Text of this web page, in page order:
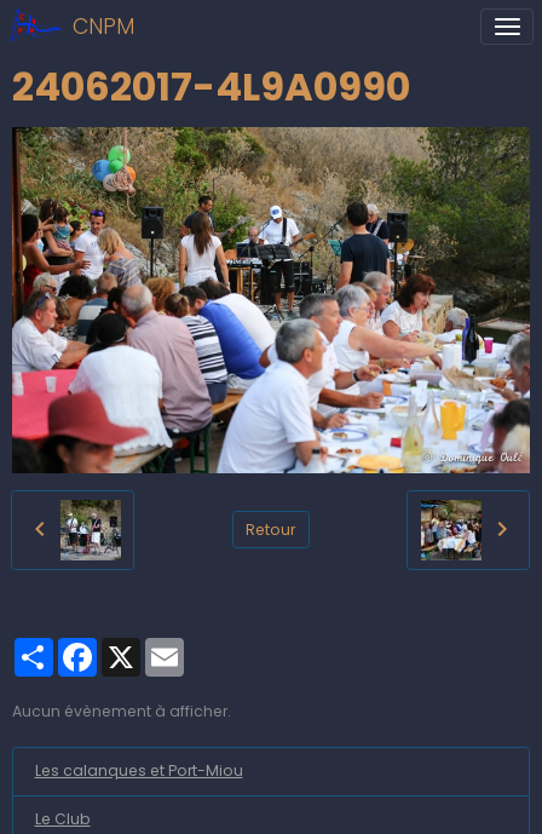
CNPM
24062017-4L9A0990
Retour
PartagerFacebook
X
Aucun évènement à afficher.
Les calanques et Port-Miou
Le Club